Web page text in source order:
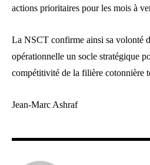
actions prioritaires pour les mois à
La NSCT confirme ainsi sa volonté
opérationnelle un socle stratégique
compétitivité de la filière cotonnière
Jean-Marc Ashraf